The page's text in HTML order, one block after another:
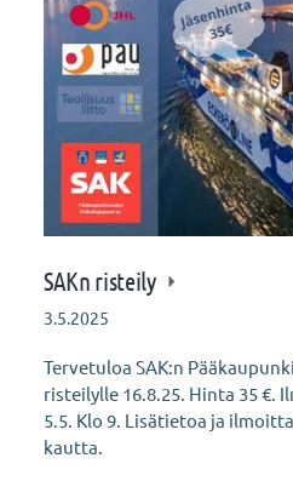
SAKn risteily
3.5.2025
Tervetuloa SAK:n
risteilylle 16.8.25. Hinta 35 €.
5.5. Klo 9. Lisätietoa ja
kautta.